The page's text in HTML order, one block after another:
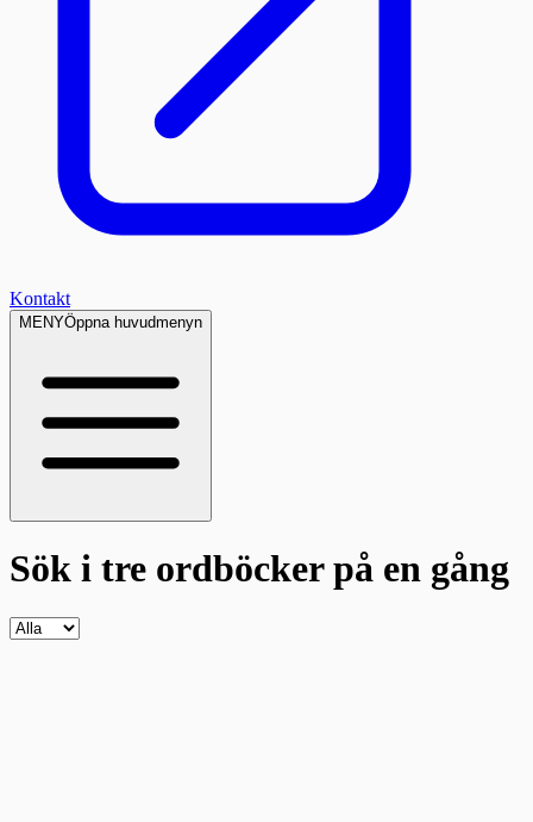
Kontakt
MENYÖppna huvudmenyn
Sök i tre ordböckerpå en gång